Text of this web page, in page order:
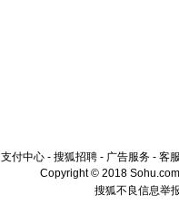
支付中心 - 搜狐招聘 - 广告服务 - 客
Copyright © 2018
搜狐不良信息举